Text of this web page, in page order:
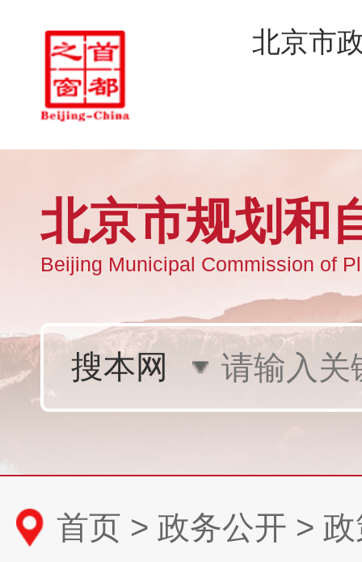
首页 > 政务公开 >